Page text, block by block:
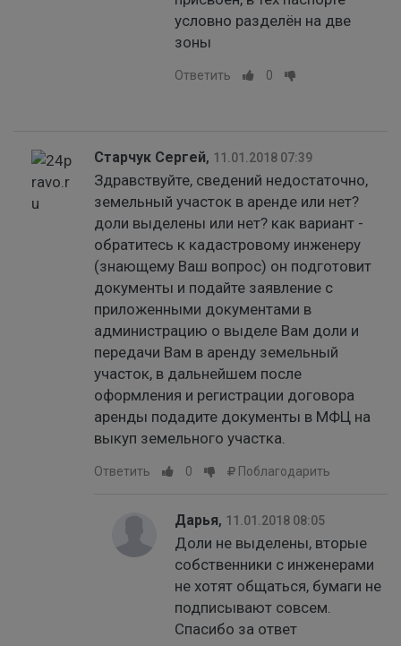
условно разделён на две
зоны
Ответить 0
Старчук Сергей, 11.01.2018 07:39
Здравствуйте, сведений недостаточно,
земельный участок в аренде или нет?
доли выделены или нет? как вариант -
обратитесь к кадастровому инженеру
(знающему Ваш вопрос) он подготовит
документы и подайте заявление с
приложенными документами в
администрацию о выделе Вам доли и
передачи Вам в аренду земельный
участок, в дальнейшем после
оформления и регистрации договора
аренды подадите документы в МФЦ на
выкуп земельного участка.
Ответить 0 Поблагодарить
Дарья, 11.01.2018 08:05
Доли не выделены, вторые
собственники с инженерами
не хотят общаться, бумаги не
подписывают совсем.
Спасибо за ответ